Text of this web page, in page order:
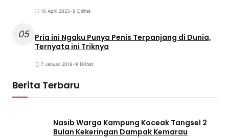
10 April 2023•9 Dilihat
05 Pria ini Ngaku Punya Penis Terpanjang di Dunia,
Ternyata ini Triknya
7 Januari 2018•9 Dilihat
Berita Terbaru
Nasib Warga Kampung Koceak Tangsel 2
Bulan Kekeringan Dampak Kemarau